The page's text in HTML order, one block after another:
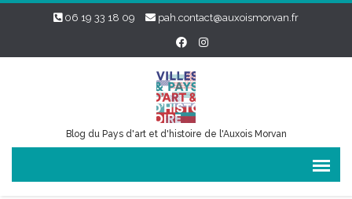
06 19 33 18 09 pah.contact@auxoismorvan.fr
Blog du Pays d'art et d'histoire de l'Auxois Morvan